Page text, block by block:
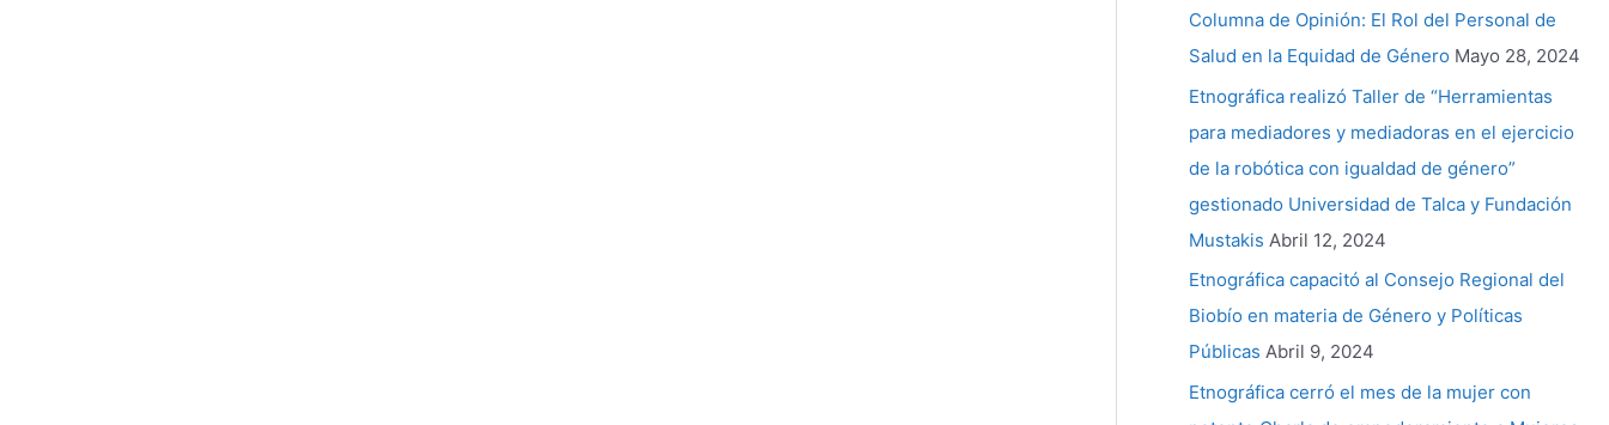
Columna de Opinión: El Rol del Personal de
Salud en la Equidad de Género Mayo 28, 2024
Etnográfica realizó Taller de “Herramientas
para mediadores y mediadoras en el ejercicio
de la robótica con igualdad de género”
gestionado Universidad de Talca y Fundación
Mustakis Abril 12, 2024
Etnográfica capacitó al Consejo Regional del
Biobío en materia de Género y Políticas
Públicas Abril 9, 2024
Etnográfica cerró el mes de la mujer con